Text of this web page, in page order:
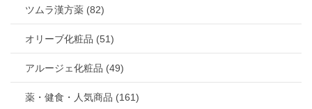
ツムラ漢方薬 (82)
オリーブ化粧品 (51)
アルージェ化粧品 (49)
薬・健食・人気商品 (161)